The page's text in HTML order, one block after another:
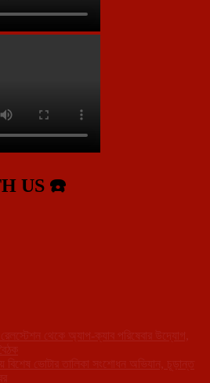
US ☎️
থেকে অ্যাপ-ক্যাব পরিষেবার উদ্যোগ,
বিশেষ ভোটার তালিকা সংশোধন অভিযান, চূড়ান্ত